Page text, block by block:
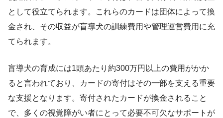
として役立てられます。これらのカードは団体によって換
金され、その収益が盲導犬の訓練費用や管理運営費用に充
てられます。
盲導犬の育成には1頭あたり約300万円以上の費用がかか
ると言われており、カードの寄付はその一部を支える重要
な支援となります。寄付されたカードが換金されること
で、多くの視覚障がい者にとって必要不可欠なサポートが